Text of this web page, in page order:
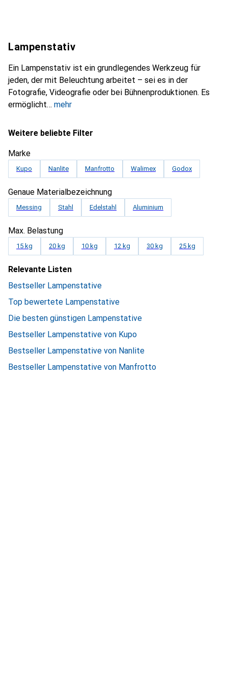
Lampenstativ
Ein Lampenstativ ist ein grundlegendes Werkzeug für
jeden, der mit Beleuchtung arbeitet – sei es in der
Fotografie, Videografie oder bei Bühnenproduktionen. Es
ermöglicht
mehr
Weitere beliebte Filter
Marke
Kupo Nanlite Manfrotto Walimex Godox
Genaue Materialbezeichnung
Messing Stahl Edelstahl Aluminium
Max. Belastung
15 kg 20 kg 10 kg 12 kg 30 kg 25 kg
Relevante Listen
Bestseller Lampenstative
Top bewertete Lampenstative
Die besten günstigen Lampenstative
Bestseller Lampenstative von Kupo
Bestseller Lampenstative von Nanlite
Bestseller Lampenstative von Manfrotto